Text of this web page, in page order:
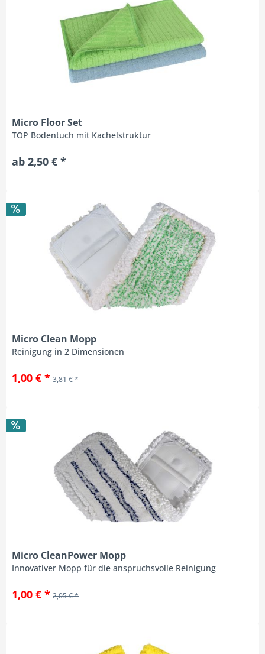
Micro Floor Set
TOP Bodentuch mit Kachelstruktur
ab 2,50 € *
Micro Clean Mopp
Reinigung in 2 Dimensionen
1,00 € * 3,81 € *
Micro CleanPower Mopp
Innovativer Mopp für die anspruchsvolle Reinigung
1,00 € * 2,05 € *